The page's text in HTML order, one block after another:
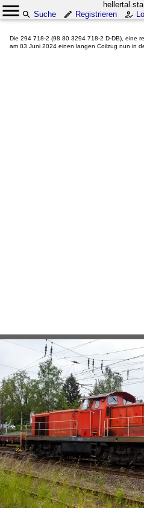
Suche
Registrieren
Die 294 718-2 (98 80 3294 718-2 D-DB), eine
am 03 Juni 2024 einen langen Coilzug nun in